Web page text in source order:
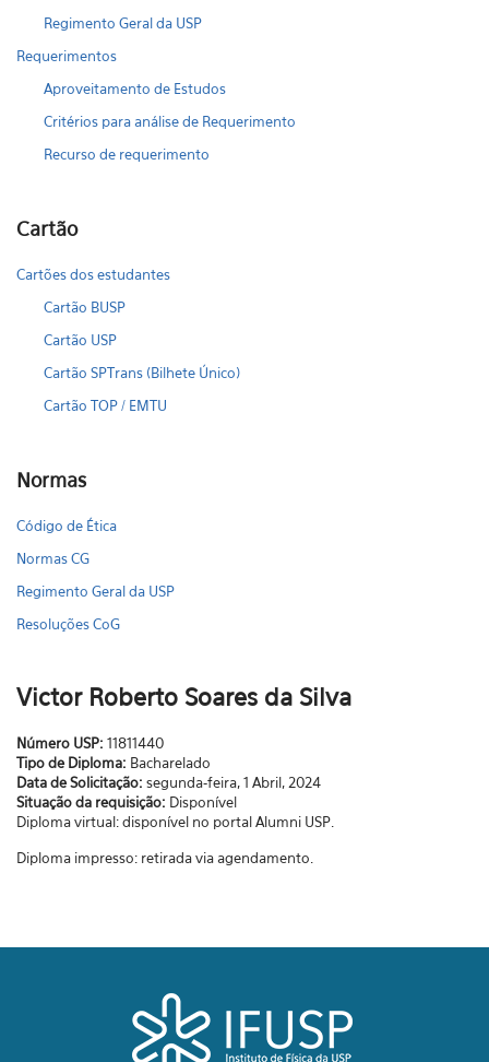
Regimento Geral da USP
Requerimentos
Aproveitamento de Estudos
Critérios para análise de Requerimento
Recurso de requerimento
Cartão
Cartões dos estudantes
Cartão BUSP
Cartão USP
Cartão SPTrans (Bilhete Único)
Cartão TOP / EMTU
Normas
Código de Ética
Normas CG
Regimento Geral da USP
Resoluções CoG
Victor Roberto Soares da Silva
Número USP: 11811440
Tipo de Diploma: Bacharelado
Data de Solicitação: segunda-feira, 1 Abril, 2024
Situação da requisição: Disponível
Diploma virtual: disponível no portal Alumni USP.
Diploma impresso: retirada via agendamento.